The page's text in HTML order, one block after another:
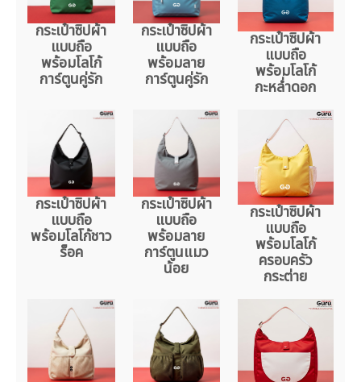
กระเป๋าซิปผ้า
แบบถือ
พร้อมโลโก้
การ์ตูนคู่รัก
กระเป๋าซิปผ้า
แบบถือ
พร้อมลาย
การ์ตูนคู่รัก
กระเป๋าซิปผ้า
แบบถือ
พร้อมโลโก้
กะหล่ำดอก
กระเป๋าซิปผ้า
แบบถือ
พร้อมโลโก้ชาว
ร็อค
กระเป๋าซิปผ้า
แบบถือ
พร้อมลาย
การ์ตูนแมว
น้อย
กระเป๋าซิปผ้า
แบบถือ
พร้อมโลโก้
ครอบครัว
กระต่าย